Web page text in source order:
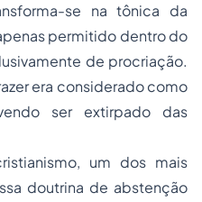
se na tônica da
permitido dentro do
de procriação.
era considerado como
ser extirpado das
um dos mais
doutrina de abstenção